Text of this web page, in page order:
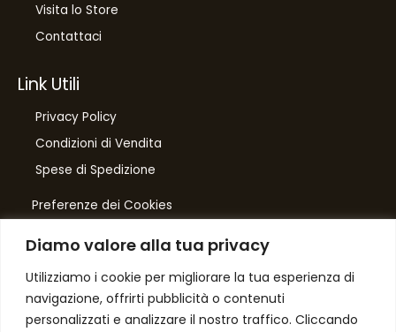
Diamo valore alla tua privacy
Utilizziamo i cookie per migliorare la tua esperienza di
navigazione, offrirti pubblicità o contenuti
personalizzati e analizzare il nostro traffico. Cliccando
Visita lo Store
Contattaci
Link Utili
Privacy Policy
Condizioni di Vendita
Spese di Spedizione
Preferenze dei Cookies
Number One
di Domenico Toccacieli
Via G. Mazzini 5/C
61033 FERMIGNANO PU